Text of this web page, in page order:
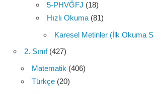
5-PHVĞFJ (18)
Hızlı Okuma (81)
Karesel Metinler (İlk Okuma
2. Sınıf(427)
Matematik (406)
Türkçe (20)